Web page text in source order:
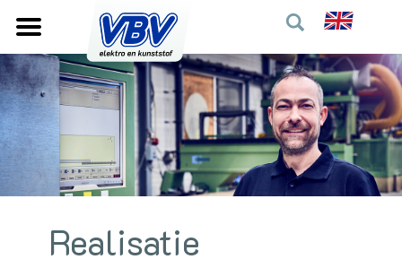
Realisatie